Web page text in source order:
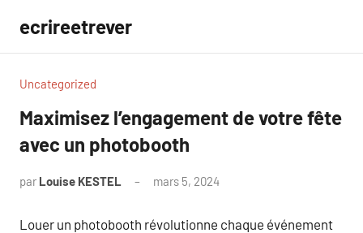
contenu
ecrireetrever
Uncategorized
Maximisez l’engagement de votre fête
avec un photobooth
par Louise KESTEL mars 5, 2024
Louer un photobooth révolutionne chaque événement